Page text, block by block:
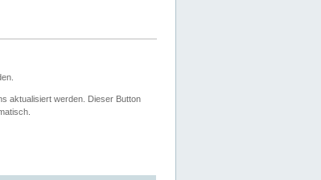
aktualisiert werden. Dieser Button